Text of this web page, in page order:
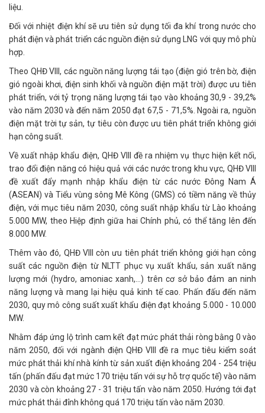
liệu.
Đối với nhiệt điện khí sẽ ưu tiên sử dụng tối đa khí trong nước cho
phát điện và phát triển các nguồn điện sử dụng LNG với quy mô phù
hợp.
Theo QHĐ VIII, các nguồn năng lượng tái tạo (điện gió trên bờ, điện
gió ngoài khơi, điện sinh khối và nguồn điện mặt trời) được ưu tiên
phát triển, với tỷ trọng năng lượng tái tạo vào khoảng 30,9 - 39,2%
vào năm 2030 và đến năm 2050 đạt 67,5 - 71,5%. Ngoài ra, nguồn
điện mặt trời tự sản, tự tiêu còn được ưu tiên phát triển không giới
hạn công suất.
Về xuất nhập khẩu điện, QHĐ VIII đề ra nhiệm vụ thực hiện kết nối,
trao đổi điện năng có hiệu quả với các nước trong khu vực, QHĐ VIII
đề xuất đẩy mạnh nhập khẩu điện từ các nước Đông Nam Á
(ASEAN) và Tiểu vùng sông Mê Kông (GMS) có tiềm năng về thủy
điện, với mục tiêu năm 2030, công suất nhập khẩu từ Lào khoảng
5.000 MW, theo Hiệp định giữa hai Chính phủ, có thể tăng lên đến
8.000 MW.
Thêm vào đó, QHĐ VIII còn ưu tiên phát triển không giới hạn công
suất các nguồn điện từ NLTT phục vụ xuất khẩu, sản xuất năng
lượng mới (hydro, amoniac xanh,…) trên cơ sở bảo đảm an ninh
năng lượng và mang lại hiệu quả kinh tế cao. Phấn đấu đến năm
2030, quy mô công suất xuất khẩu điện đạt khoảng 5.000 - 10.000
MW.
Nhằm đáp ứng lộ trình cam kết đạt mức phát thải ròng bằng 0 vào
năm 2050, đối với ngành điện QHĐ VIII đề ra mục tiêu kiểm soát
mức phát thải khí nhà kính từ sản xuất điện khoảng 204 - 254 triệu
tấn (phấn đấu đạt mức 170 triệu tấn với sự hỗ trợ quốc tế) vào năm
2030 và còn khoảng 27 - 31 triệu tấn vào năm 2050. Hướng tới đạt
mức phát thải đỉnh không quá 170 triệu tấn vào năm 2030.